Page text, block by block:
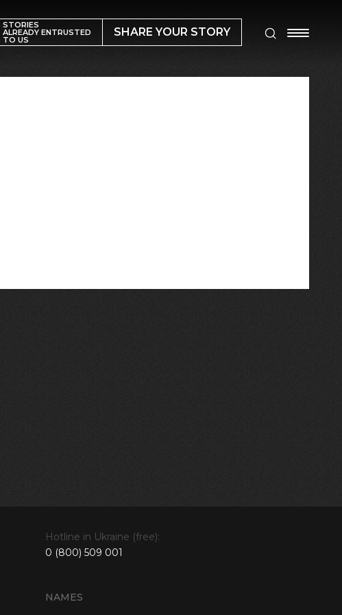
STORIES
ALREADY ENTRUSTED
TO US
SHARE YOUR STORY
NAMES
Hotline in Ukraine (free):
0 (800) 509 001